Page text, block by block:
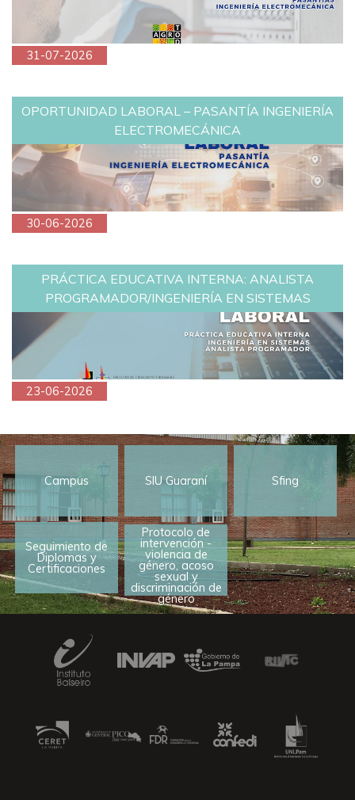
31-07-2026
OPORTUNIDAD LABORAL – PASANTÍA INGENIERÍA
ELECTROMECÁNICA
30-06-2026
PRÁCTICA EDUCATIVA INTERNA: ANALISTA
PROGRAMADOR/INGENIERÍA EN SISTEMAS
23-06-2026
Campus SIU Guaraní Sfing
Seguimiento de
Diplomas y
Certificaciones
Protocolo de
intervención -
violencia de
género, acoso
sexual y
discriminación de
género